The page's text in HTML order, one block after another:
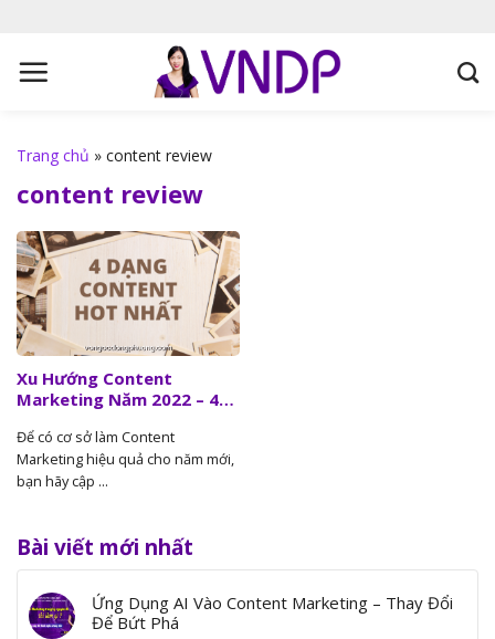
Trang chủ » content review
content review
Xu Hướng Content
Marketing Năm 2022 – 4
Để có cơ sở làm Content
Marketing hiệu quả cho năm mới,
bạn hãy cập ...
Bài viết mới nhất
Ứng Dụng AI Vào Content Marketing – Thay Đổi
Để Bứt Phá